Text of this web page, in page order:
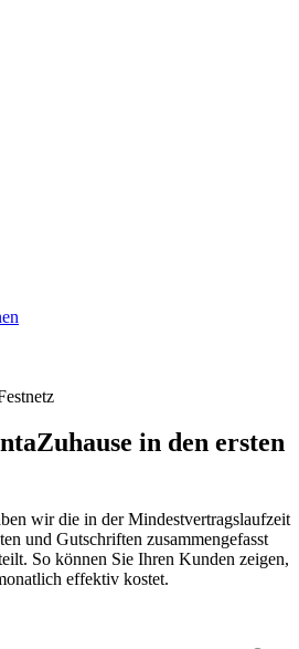
Zuhause in den ersten
wir die in der Mindestvertragslaufzeit
und Gutschriften zusammengefasst
So können Sie Ihren Kunden zeigen,
effektiv kostet.